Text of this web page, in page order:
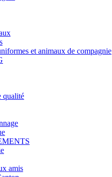
et animaux de compagnie
qualité
amis